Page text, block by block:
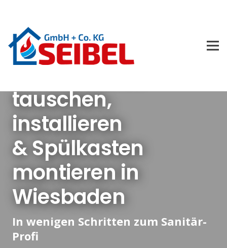
tauschen,
installieren
& Spülkasten
montieren in
Wiesbaden
In wenigen Schritten zum Sanitär-
Profi